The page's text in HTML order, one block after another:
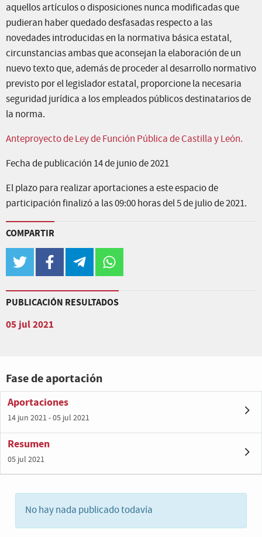
aquellos artículos o disposiciones nunca modificadas que
pudieran haber quedado desfasadas respecto a las
novedades introducidas en la normativa básica estatal,
circunstancias ambas que aconsejan la elaboración de un
nuevo texto que, además de proceder al desarrollo normativo
previsto por el legislador estatal, proporcione la necesaria
seguridad jurídica a los empleados públicos destinatarios de
la norma.
Anteproyecto de Ley de Función Pública de Castilla y León.
Fecha de publicación 14 de junio de 2021
El plazo para realizar aportaciones a este espacio de
participación finalizó a las 09:00 horas del 5 de julio de 2021.
COMPARTIR
twitter facebook telegram
PUBLICACIÓN RESULTADOS
05 jul 2021
Fase de aportación
Aportaciones
14 jun 2021 - 05 jul 2021
Resumen
05 jul 2021
No hay nada publicado todavía